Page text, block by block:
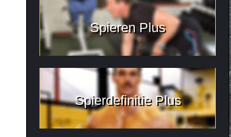
Spieren Plus
Spierdefinitie Plus